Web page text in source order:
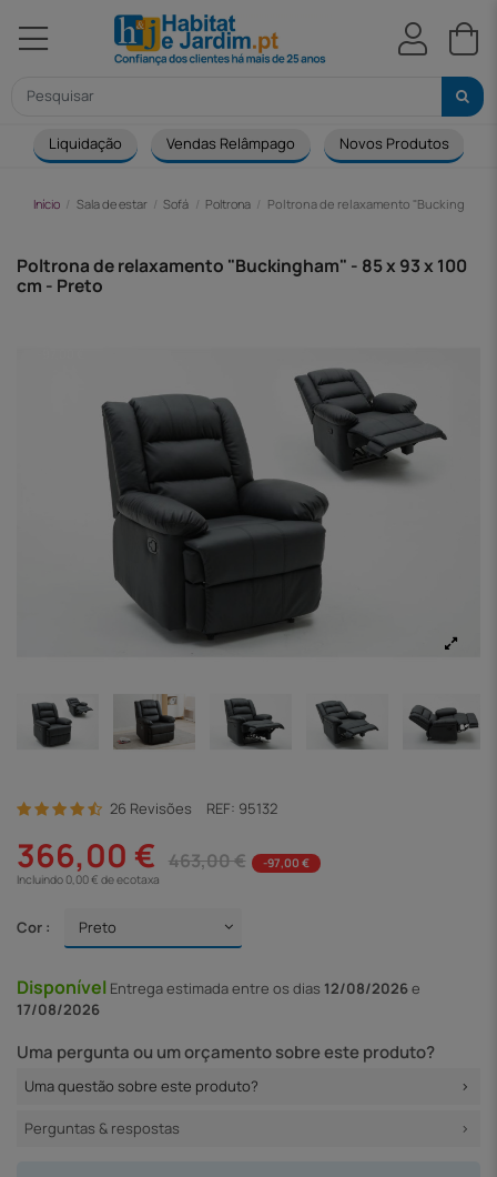
Liquidação Vendas Relâmpago Novos Produtos
Início Sala de estar Sofá Poltrona Poltrona de relaxamento "Buckingham"
Poltrona de relaxamento "Buckingham" - 85 x 93 x 100
cm - Preto
26 Revisões REF: 95132
366,00 € 463,00 €
-97,00 €
Incluindo 0,00 € de ecotaxa
Cor :
Disponível Entregaestimada entre os dias 12/08/2026e
17/08/2026
Uma pergunta ou um orçamento sobre este produto?
Uma questão sobre este produto?
Perguntas & respostas